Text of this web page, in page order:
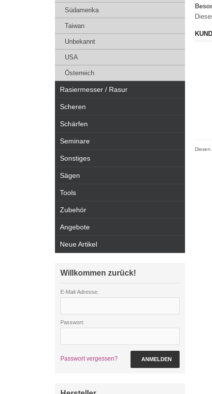
Diesen
Südamerika
Taiwan
Unbekannt
USA
Österreich
Rasiermesser / Rasur
Scheren
Schärfen
Seminare
Sonstiges
Sägen
Tools
Zubehör
Angebote
Neue Artikel
Willkommen zurück!
E-Mail-Adresse:
Passwort:
Passwort vergessen? ANMELDEN